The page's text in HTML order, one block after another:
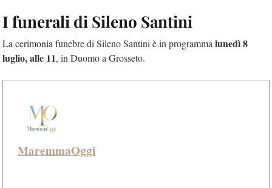
I funerali di Sileno Santini
La cerimonia funebre di Sileno Santini è in programma lunedì 8
luglio, alle 11, in Duomo a Grosseto.
MaremmaOggi